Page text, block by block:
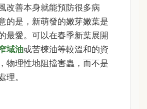
改善本身就能預防很多病
的是，新萌發的嫩芽嫩葉是
最愛。可以在春季新葉展開
域油或苦楝油等較溫和的資
物理性地阻擋害蟲，而不是
理。